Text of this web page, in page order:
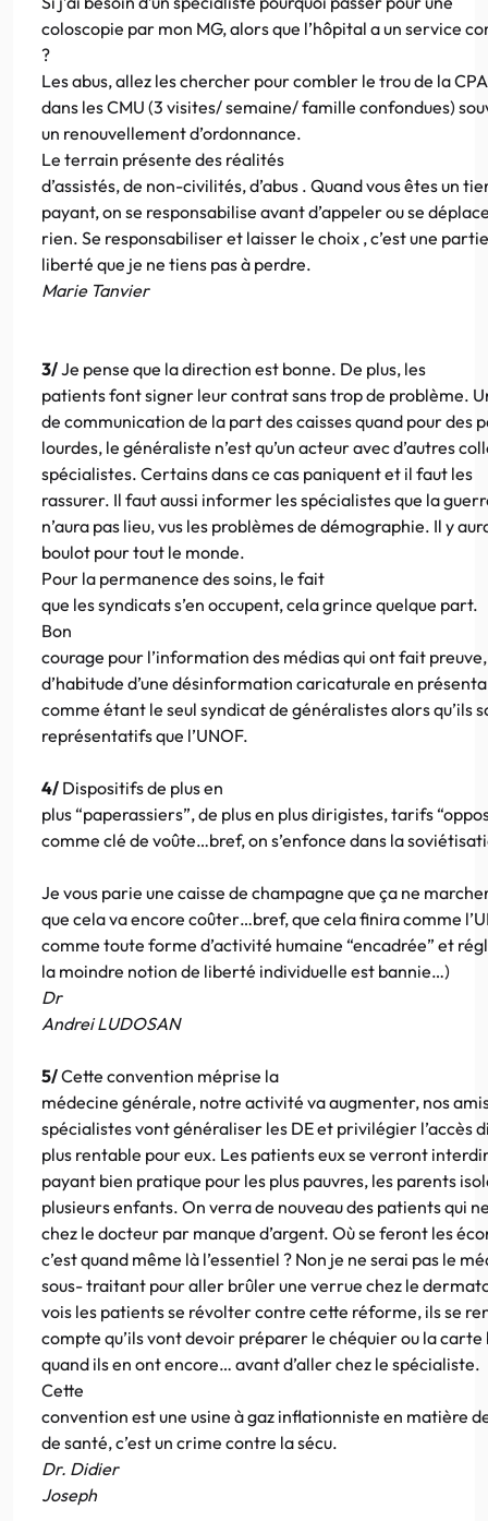
coloscopie par mon MG, alors que l’hôpital a un service
?
Les abus, allez les chercher pour combler le trou de la
dans les CMU (3 visites/ semaine/ famille confondues)
un renouvellement d’ordonnance.
Le terrain présente des réalités
d’assistés, de non-civilités, d’abus . Quand vous êtes un
payant, on se responsabilise avant d’appeler ou se
rien. Se responsabiliser et laisser le choix , c’est une
liberté que je ne tiens pas à perdre.
Marie Tanvier
3/Je pense que la direction est bonne. De plus, les
patients font signer leur contrat sans trop de problème.
de communication de la part des caisses quand pour des
lourdes, le généraliste n’est qu’un acteur avec d’autres
spécialistes. Certains dans ce cas paniquent et il faut les
rassurer. Il faut aussi informer les spécialistes que la
n’aura pas lieu, vus les problèmes de démographie. Il y
boulot pour tout le monde.
Pour la permanence des soins, le fait
que les syndicats s’en occupent, cela grince quelque part.
Bon
courage pour l’information des médias qui ont fait
d’habitude d’une désinformation caricaturale en
comme étant le seul syndicat de généralistes alors qu’ils
représentatifs que l’UNOF.
4/ Dispositifs de plus en
plus “paperassiers”, de plus en plus dirigistes, tarifs
comme clé de voûte…bref, on s’enfonce dans la
Je vous parie une caisse de champagne que ça ne
que cela va encore coûter…bref, que cela finira comme
comme toute forme d’activité humaine “encadrée” et
la moindre notion de liberté individuelle est bannie…)
Dr
Andrei LUDOSAN
5/Cette convention méprise la
médecine générale, notre activité va augmenter, nos
spécialistes vont généraliser les DE et privilégier l’accès
plus rentable pour eux. Les patients eux se verront
payant bien pratique pour les plus pauvres, les parents
plusieurs enfants. On verra de nouveau des patients qui
chez le docteur par manque d’argent. Où se feront les
c’est quand même là l’essentiel ? Non je ne serai pas le
sous- traitant pour aller brûler une verrue chez le
vois les patients se révolter contre cette réforme, ils se
compte qu’ils vont devoir préparer le chéquier ou la
quand ils en ont encore… avant d’aller chez le spécialiste.
Cette
convention est une usine à gaz inflationniste en matière
de santé, c’est un crime contre la sécu.
Dr. Didier
Joseph